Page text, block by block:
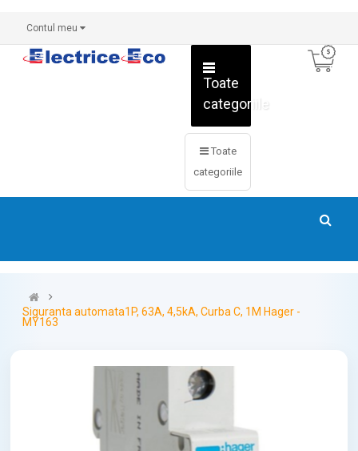
Contul meu
Toate
categoriile
Toate
categoriile
Siguranta automata1P, 63A, 4,5kA, Curba C, 1M Hager -
MY163